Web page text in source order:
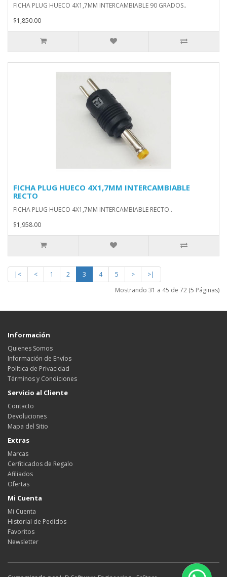
FICHA PLUG HUECO 4X1,7MM INTERCAMBIABLE 90 GRADOS..
$1,850.00
FICHA PLUG HUECO 4X1,7MM INTERCAMBIABLE
RECTO
FICHA PLUG HUECO 4X1,7MM INTERCAMBIABLE RECTO..
$1,958.00
|< < 1 2 3 4 5 >
>|
Mostrando 31 a 45 de 72 (5 Páginas)
Información
Quienes Somos
Información de Envíos
Política de Privacidad
Términos y Condiciones
Servicio al Cliente
Contacto
Devoluciones
Mapa del Sitio
Extras
Marcas
Cerfiticados de Regalo
Afiliados
Ofertas
Mi Cuenta
Mi Cuenta
Historial de Pedidos
Favoritos
Newsletter